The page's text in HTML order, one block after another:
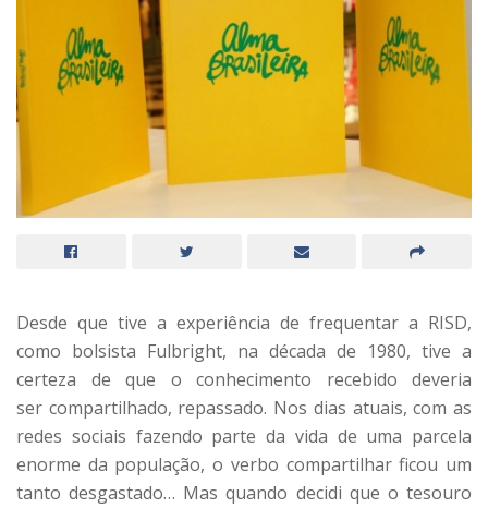
Desde que tive a experiência de frequentar a RISD,
como bolsista Fulbright, na década de 1980, tive a
certeza de que o conhecimento recebido deveria
ser compartilhado, repassado. Nos dias atuais, com as
redes sociais fazendo parte da vida de uma parcela
enorme da população, o verbo compartilhar ficou um
tanto desgastado… Mas quando decidi que o tesouro